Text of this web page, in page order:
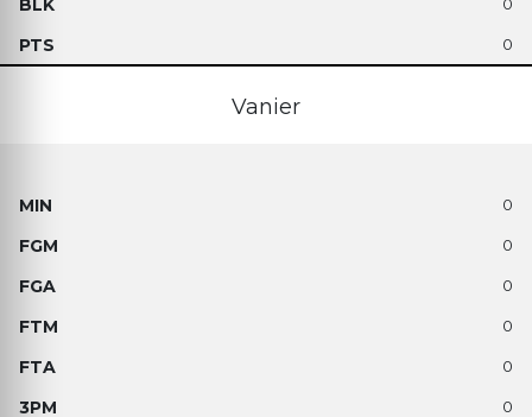
0
Vanier
0
0
0
0
0
0